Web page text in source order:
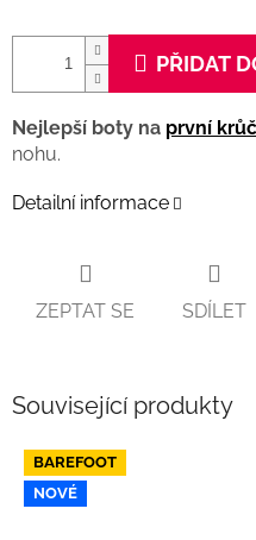
PŘIDAT
Nejlepší boty na první
nohu.
Detailní informace
ZEPTAT SE SDÍLET
Související produkty
BAREFOOT
NOVÉ